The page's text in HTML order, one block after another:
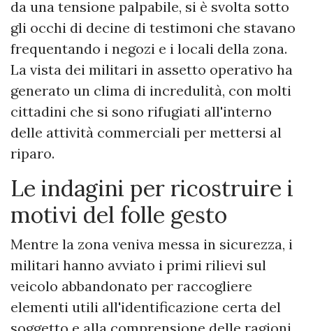
da una tensione palpabile, si è svolta sotto
gli occhi di decine di testimoni che stavano
frequentando i negozi e i locali della zona.
La vista dei militari in assetto operativo ha
generato un clima di incredulità, con molti
cittadini che si sono rifugiati all'interno
delle attività commerciali per mettersi al
riparo.
​Le indagini per ricostruire i
motivi del folle gesto
​Mentre la zona veniva messa in sicurezza, i
militari hanno avviato i primi rilievi sul
veicolo abbandonato per raccogliere
elementi utili all'identificazione certa del